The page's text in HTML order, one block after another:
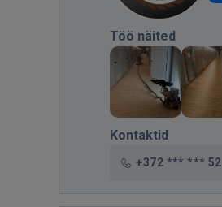
Töö näited
Kontaktid
+372 *** *** 52